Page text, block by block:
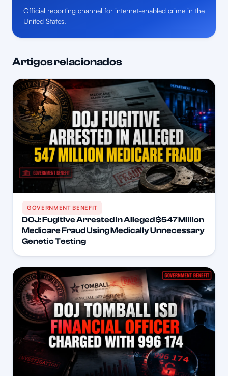
Official reporting channel for internet-enabled crime in the
United States.
Artigos relacionados
GOVERNMENT BENEFIT
DOJ: Fugitive Arrested in Alleged $547 Million
Medicare Fraud Using Medically Unnecessary
Genetic Testing